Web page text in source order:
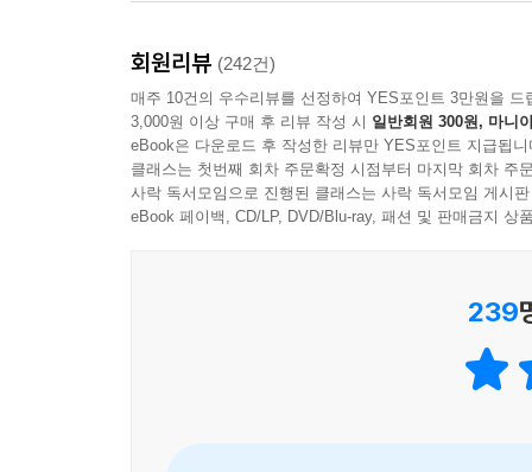
도움이 된 것은 클래스와 메서드를 이용해 게임을
등 풍부한 예시로 클래스를 생생하게 체험할 수
40대 아줌마도 도전할 정도로 쉽게 만들어졌습니
풀며 앞에서 배운 내용을 이용하다 보니 앞으로
같아 기쁘고, 다른 언어에 대한 호기심도 생겨 전
제작 등 알차게 구성되어 있습니다. 어떤 원리
회원리뷰 (242건)
매주 10건의 우수리뷰를 선정하여 YES포인트 3만원을 드
3,000원 이상 구매 후 리뷰 작성 시 일반회원 300원, 마니
eBook은 다운로드 후 작성한 리뷰만 YES포인트 지급됩니
클래스는 첫번째 회차 주문확정 시점부터 마지막 회차 주
사락 독서모임으로 진행된 클래스는 사락 독서모임 게시
eBook 페이백, CD/LP, DVD/Blu-ray, 패션 및 판매금지 상
239